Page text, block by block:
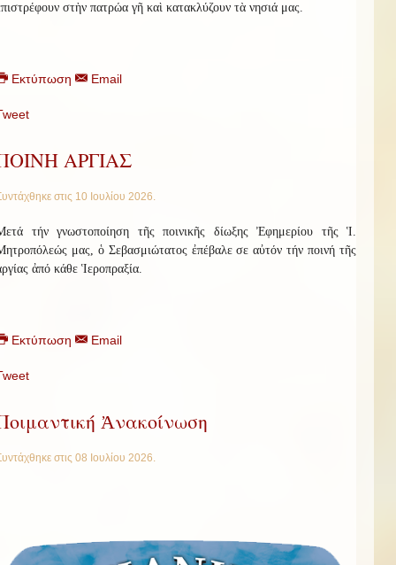
στὴν πατρώα γῆ καὶ κατακλύζουν τὰ νησιά μας.
Εκτύπωση Email
ΑΡΓΙΑΣ
στις 10 Ιουλίου 2026.
τήν γνωστοποίηση τῆς ποινικῆς δίωξης Ἐφημερίου τῆς Ἱ.
μας, ὁ Σεβασμιώτατος ἐπέβαλε σε αὐτόν τήν ποινή τῆς
ἀπό κάθε Ἱεροπραξία.
Εκτύπωση Email
Ἀνακοίνωση
στις 08 Ιουλίου 2026.